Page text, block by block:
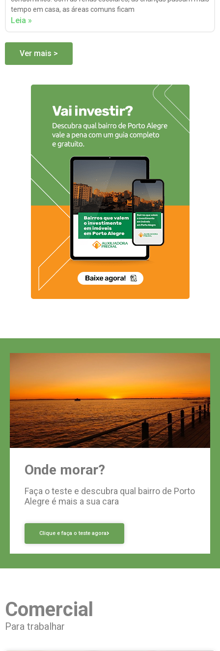
tempo em casa, as áreas comuns ficam
Leia »
Ver mais >
Onde morar?
Faça o teste e descubra qual bairro de Porto
Alegre é mais a sua cara
Clique e faça o teste agora
Comercial
Para trabalhar